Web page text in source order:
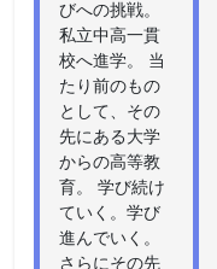
びへの挑戦。
私立中高一貫
校へ進学。 当
たり前のもの
として、その
先にある大学
からの高等教
育。 学び続け
ていく。学び
進んでいく。
さらにその先